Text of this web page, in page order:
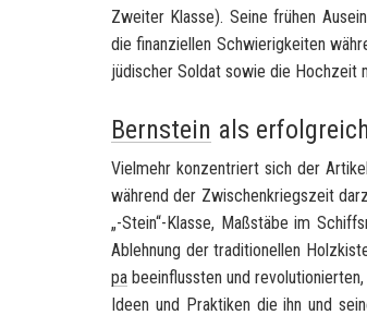
Zwei­ter Klas­se). Seine frü­hen
die fi­nan­zi­el­len Schwie­rig­kei­ten
jü­di­scher Sol­dat sowie die Hoch­zeit
Bernstein als
Viel­mehr kon­zen­triert sich der
wäh­rend der Zwi­schen­kriegs­zeit
„-​Stein“-​Klasse, Maß­stä­be im
Ab­leh­nung der tra­di­tio­nel­len
pa be­ein­fluss­ten und
Ideen und Prak­ti­ken die ihn und